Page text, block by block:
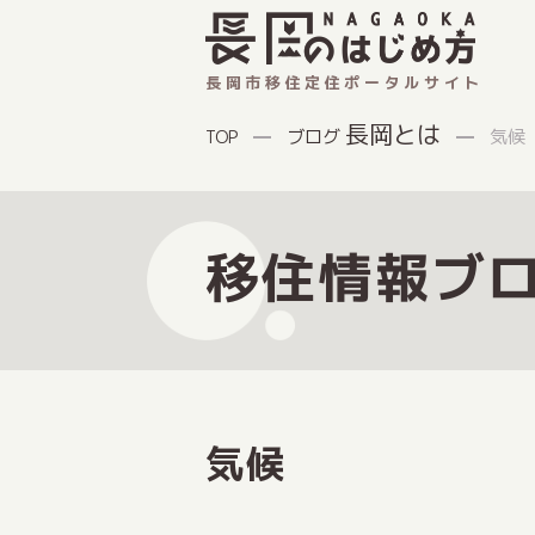
長岡市移住定住ポータルサイト
TOP ブログ 長岡とは 気候
移住情報ブ
気候